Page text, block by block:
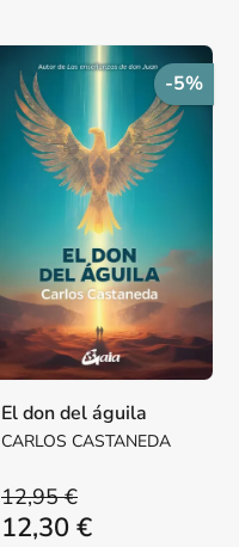
-5%
El don del águila
CARLOS CASTANEDA
12,95 €
12,30 €